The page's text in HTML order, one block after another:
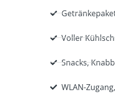
Voller
Snacks,
WLAN-